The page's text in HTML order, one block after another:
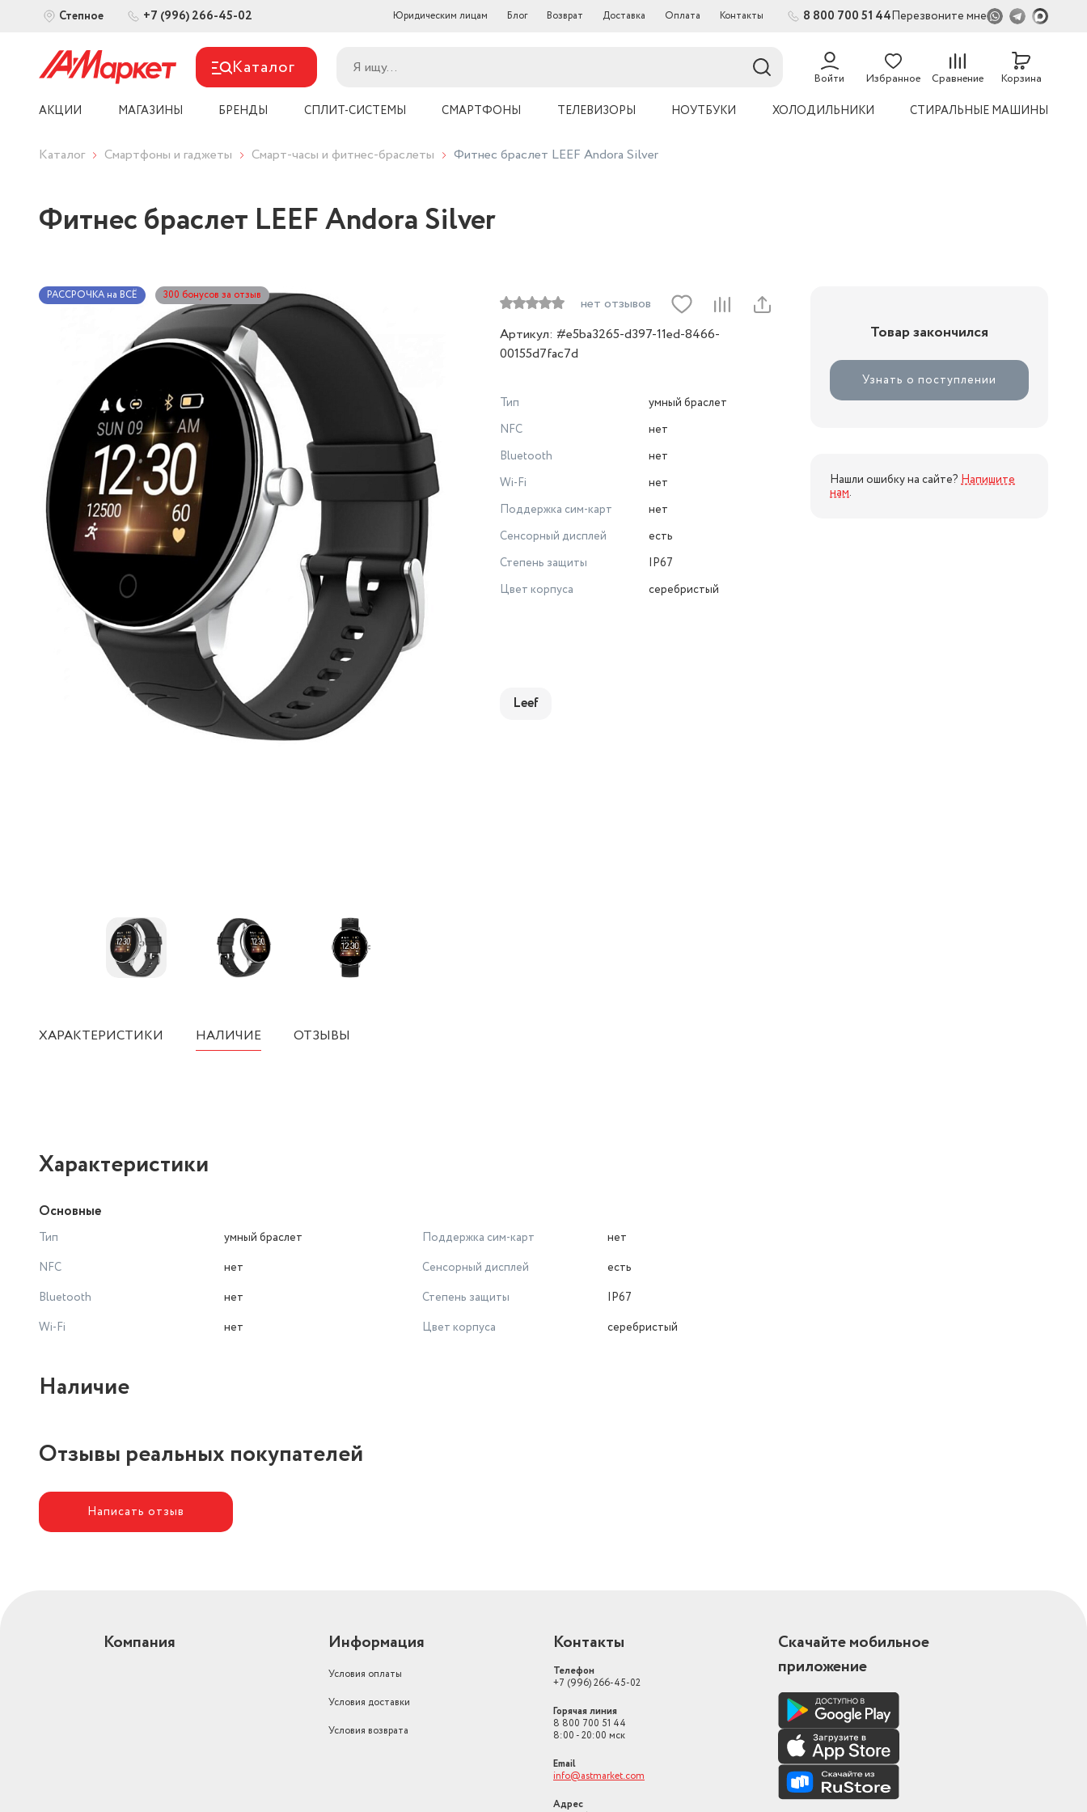
Степное +7 (996) 266-45-02 Юридическим лицам Блог Возврат Доставка Оплата Контакты 8 800 700 51 44Перезвоните мне
Каталог Войти Избранное Сравнение Корзина
АКЦИИ МАГАЗИНЫ БРЕНДЫ СПЛИТ-СИСТЕМЫ СМАРТФОНЫ ТЕЛЕВИЗОРЫ НОУТБУКИ ХОЛОДИЛЬНИКИ СТИРАЛЬНЫЕ МАШИНЫ
Каталог Смартфоны и гаджеты Смарт-часы и фитнес-браслеты Фитнес браслет LEEF Andora Silver
Фитнес браслет LEEF Andora Silver
РАССРОЧКА на ВСЁ 300 бонусов за отзыв
нет отзывов
Артикул: #e5ba3265-d397-11ed-8466-
00155d7fac7d
Тип
умный браслет
NFC
нет
Bluetooth
нет
Wi-Fi
нет
Поддержка сим-карт
нет
Сенсорный дисплей
есть
Степень защиты
IP67
Цвет корпуса
серебристый
Leef
Товар закончился
Узнать о поступлении
Нашли ошибку на сайте? Напишите
нам.
ХАРАКТЕРИСТИКИ НАЛИЧИЕ ОТЗЫВЫ
Характеристики
Основные
Тип
умный браслет
NFC
нет
Bluetooth
нет
Wi-Fi
нет
Поддержка сим-карт
нет
Сенсорный дисплей
есть
Степень защиты
IP67
Цвет корпуса
серебристый
Наличие
Отзывы реальных покупателей
Написать отзыв
Компания Информация
Условия оплаты
Условия доставки
Условия возврата
Контакты
Телефон
+7 (996) 266-45-02
Горячая линия
8 800 700 51 44
8:00 - 20:00 мск
Email
info@astmarket.com
Адрес
Скачайте мобильное
приложение